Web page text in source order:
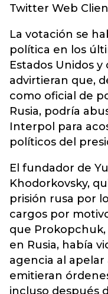
Twitter Web
La votación se
política en los
Estados Unidos
advirtieran que,
como oficial de
Rusia, podría
Interpol para
políticos del
El fundador de
Khodorkovsky,
prisión rusa por
cargos por
que
en Rusia, había
agencia al apelar
emitieran
incluso después